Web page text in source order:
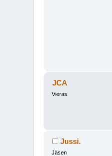
JCA
Vieras
Jussi.
Jäsen